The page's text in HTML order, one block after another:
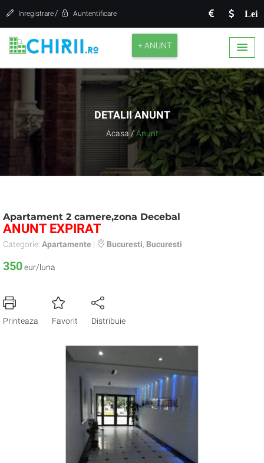
Lei
Inregistrare / Auntentificare
+ ANUNT
DETALII ANUNT
Acasa / Anunt
Apartament 2 camere,zona Decebal
ANUNT EXPIRAT
Categorie: Apartamente | Bucuresti Bucuresti
350eur/luna
Printeaza Favorit Distribuie